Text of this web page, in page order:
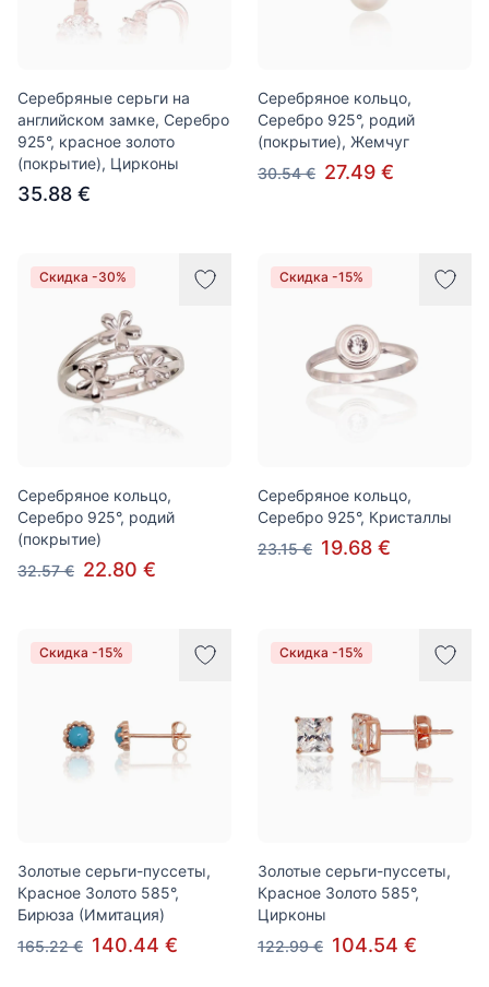
Серебряные серьги на
английском замке, Серебро
925°, красное золото
(покрытие), Цирконы
35.88 €
Серебряное кольцо,
Серебро 925°, родий
(покрытие), Жемчуг
30.54 € 27.49 €
Скидка -30%
Серебряное кольцо,
Серебро 925°, родий
(покрытие)
32.57 € 22.80 €
Скидка -15%
Серебряное кольцо,
Серебро 925°, Кристаллы
23.15 € 19.68 €
Скидка -15%
Золотые серьги-пуссеты,
Красное Золото 585°,
Бирюза (Имитация)
165.22 € 140.44 €
Скидка -15%
Золотые серьги-пуссеты,
Красное Золото 585°,
Цирконы
122.99 € 104.54 €